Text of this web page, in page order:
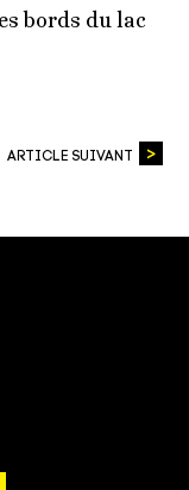
bords du lac
ARTICLE SUIVANT